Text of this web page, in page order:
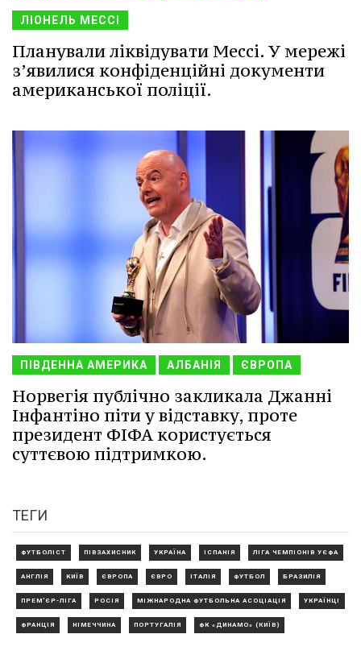
ЛІОНЕЛЬ МЕССІ
Планували ліквідувати Мессі. У мережі
з’явилися конфіденційні документи
американської поліції.
ПІВДЕННА АМЕРИКА АЛБАНІЯ ЄВРОПА
Норвегія публічно закликала Джанні
Інфантіно піти у відставку, проте
президент ФІФА користується
суттєвою підтримкою.
ТЕГИ
ФУТБОЛІСТ ПІВЗАХИСНИК УКРАЇНА ІСПАНІЯ ЛІГА ЧЕМПІОНІВ УЄФА
АНГЛІЯ КИЇВ ЄВРОПА ЄВРО ІТАЛІЯ ФУТБОЛ БРАЗИЛІЯ
ПРЕМ'ЄР-ЛІГА РОСІЯ МІЖНАРОДНА ФУТБОЛЬНА АСОЦІАЦІЯ УКРАЇНЦІ
ФРАНЦІЯ НІМЕЧЧИНА ПОРТУГАЛІЯ ФК «ДИНАМО» (КИЇВ)